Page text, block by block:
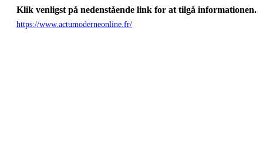
Klik venligst på nedenstående link for at tilgå informationen.
https://www.actumoderneonline.fr/